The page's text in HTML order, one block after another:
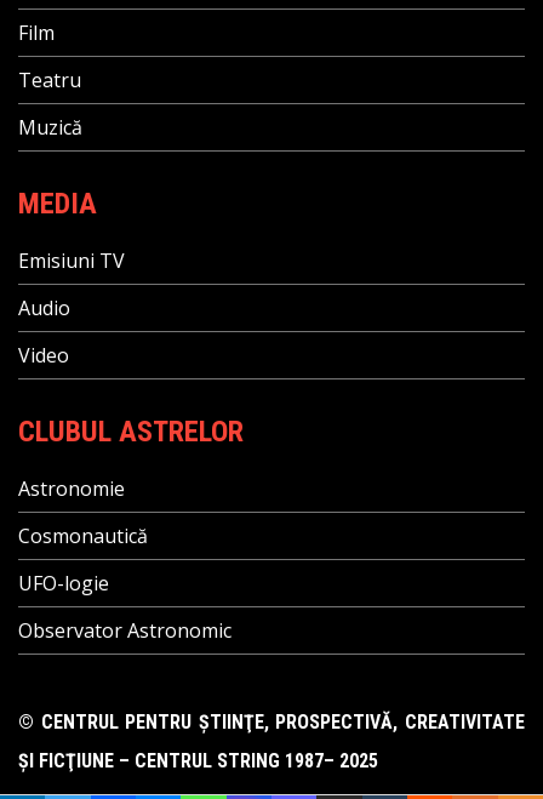
Film
Teatru
Muzică
MEDIA
Emisiuni TV
Audio
Video
CLUBUL ASTRELOR
Astronomie
Cosmonautică
UFO-logie
Observator Astronomic
© CENTRUL PENTRU ŞTIINŢE, PROSPECTIVĂ, CREATIVITATE
ŞI FICŢIUNE – CENTRUL STRING 1987– 2025